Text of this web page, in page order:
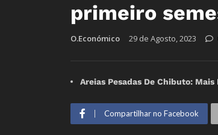
primeiro
O.Económico 29 de Agosto, 2023
Areias Pesadas De Chibuto:
Compartilhar no Facebook